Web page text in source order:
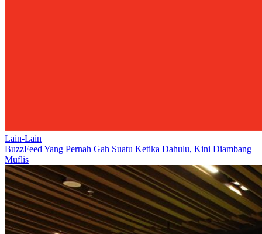
Lain-Lain
BuzzFeed Yang Pernah Gah Suatu Ketika Dahulu, Kini Diambang
Muflis